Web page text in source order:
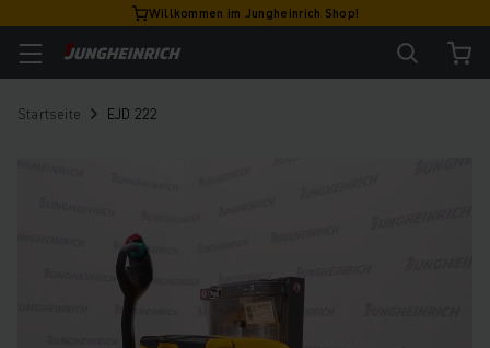
Willkommen im Jungheinrich Shop!
Startseite EJD 222